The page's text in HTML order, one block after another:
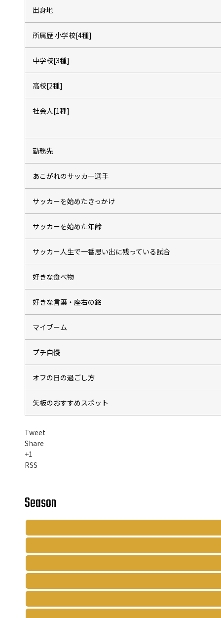
とちぎフットボールセ
ブログ
出身地
所属歴 小学校[4種]
中学校[3種]
高校[2種]
社会人[1種]
勤務先
あこがれのサッカー選手
サッカーを始めたきっかけ
サッカーを始めた年齢
サッカー人生で一番思い出に残っている試合
好きな食べ物
好きな言葉・座右の銘
マイブーム
プチ自慢
オフの日の過ごし方
矢板のおすすめスポット
Tweet
Share
+1
RSS
Season